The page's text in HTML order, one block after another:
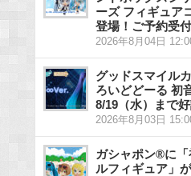
ーズ フィギュア
登場！ご予約受付
2026年8月04日
グッドスマイル
ろいどどーる 初
8/19（水）まで
2026年8月03日
ガシャポン®に
ルフィギュア」